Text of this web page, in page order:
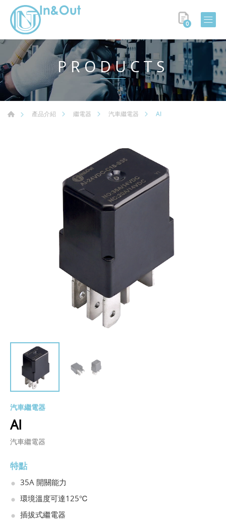
0
PRODUCTS
產品介紹 繼電器 汽車繼電器 AI
汽車繼電器
AI
汽車繼電器
特點
35A 開關能力
環境溫度可達125℃
插拔式繼電器